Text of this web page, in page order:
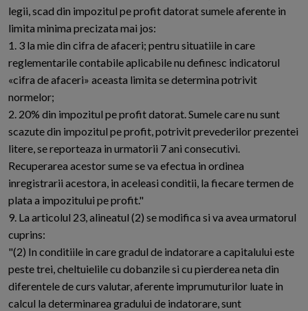
legii, scad din impozitul pe profit datorat sumele aferente in
limita minima precizata mai jos:
1. 3 la mie din cifra de afaceri; pentru situatiile in care
reglementarile contabile aplicabile nu definesc indicatorul
«cifra de afaceri» aceasta limita se determina potrivit
normelor;
2. 20% din impozitul pe profit datorat. Sumele care nu sunt
scazute din impozitul pe profit, potrivit prevederilor prezentei
litere, se reporteaza in urmatorii 7 ani consecutivi.
Recuperarea acestor sume se va efectua in ordinea
inregistrarii acestora, in aceleasi conditii, la fiecare termen de
plata a impozitului pe profit."
9. La articolul 23, alineatul (2) se modifica si va avea urmatorul
cuprins:
"(2) In conditiile in care gradul de indatorare a capitalului este
peste trei, cheltuielile cu dobanzile si cu pierderea neta din
diferentele de curs valutar, aferente imprumuturilor luate in
calcul la determinarea gradului de indatorare, sunt